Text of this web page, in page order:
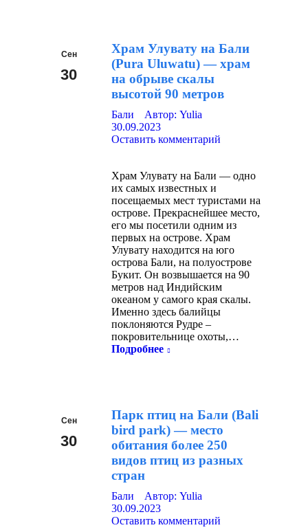
Сен
30
Храм Улувату на Бали
(Pura Uluwatu) — храм
на обрыве скалы
высотой 90 метров
Бали Автор: Yulia
30.09.2023
Оставить комментарий
Храм Улувату на Бали — одно
их самых известных и
посещаемых мест туристами на
острове. Прекраснейшее место,
его мы посетили одним из
первых на острове. Храм
Улувату находится на юго
острова Бали, на полуострове
Букит. Он возвышается на 90
метров над Индийским
океаном у самого края скалы.
Именно здесь балийцы
поклоняются Рудре –
покровительнице охоты,…
Подробнее
Сен
30
Парк птиц на Бали (Bali
bird park) — место
обитания более 250
видов птиц из разных
стран
Бали Автор: Yulia
30.09.2023
Оставить комментарий